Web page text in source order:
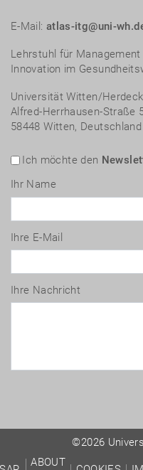
E-Mail: atlas-itg@uni-
Lehrstuhl für Management
Innovation im
Universität Witten/
Alfred-Herrhausen-Straße
58448 Witten, Deutschland
Ich möchte den
Ihr Name
Ihre E-Mail
Ihre Nachricht
©2026
ABOUT